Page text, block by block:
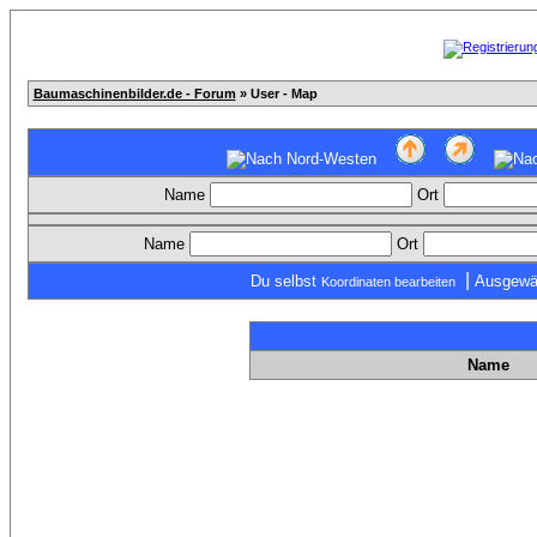
Baumaschinenbilder.de - Forum » User - Map
Name Ort
Name Ort
Du selbst Koordinaten bearbeiten
Name